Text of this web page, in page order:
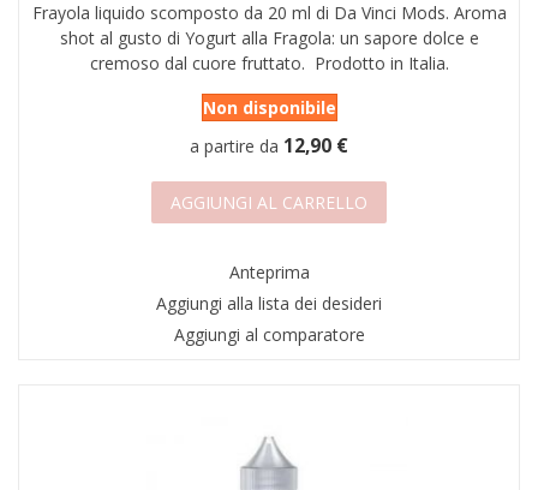
Frayola liquido scomposto da 20 ml di Da Vinci Mods. Aroma
shot al gusto di Yogurt alla Fragola: un sapore dolce e
cremoso dal cuore fruttato. Prodotto in Italia.
Non disponibile
a partire da 12,90 €
AGGIUNGI AL CARRELLO
Anteprima
Aggiungi alla lista dei desideri
Aggiungi al comparatore